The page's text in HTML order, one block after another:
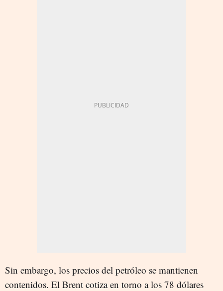
Sin embargo, los precios del petróleo se mantienen
contenidos. El Brent cotiza en torno a los 78 dólares